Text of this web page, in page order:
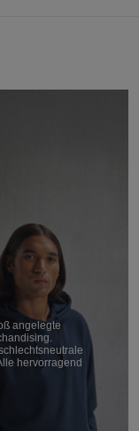
angelegte
hervorragend